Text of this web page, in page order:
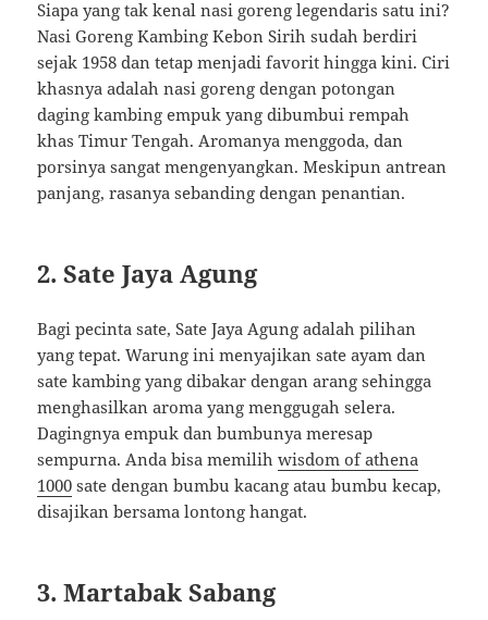
Siapa yang tak kenal nasi goreng legendaris satu ini?
Nasi Goreng Kambing Kebon Sirih sudah berdiri
sejak 1958 dan tetap menjadi favorit hingga kini. Ciri
khasnya adalah nasi goreng dengan potongan
daging kambing empuk yang dibumbui rempah
khas Timur Tengah. Aromanya menggoda, dan
porsinya sangat mengenyangkan. Meskipun antrean
panjang, rasanya sebanding dengan penantian.
2. Sate Jaya Agung
Bagi pecinta sate, Sate Jaya Agung adalah pilihan
yang tepat. Warung ini menyajikan sate ayam dan
sate kambing yang dibakar dengan arang sehingga
menghasilkan aroma yang menggugah selera.
Dagingnya empuk dan bumbunya meresap
sempurna. Anda bisa memilihwisdom of athena
1000 sate dengan bumbu kacang atau bumbu kecap,
disajikan bersama lontong hangat.
3. Martabak Sabang